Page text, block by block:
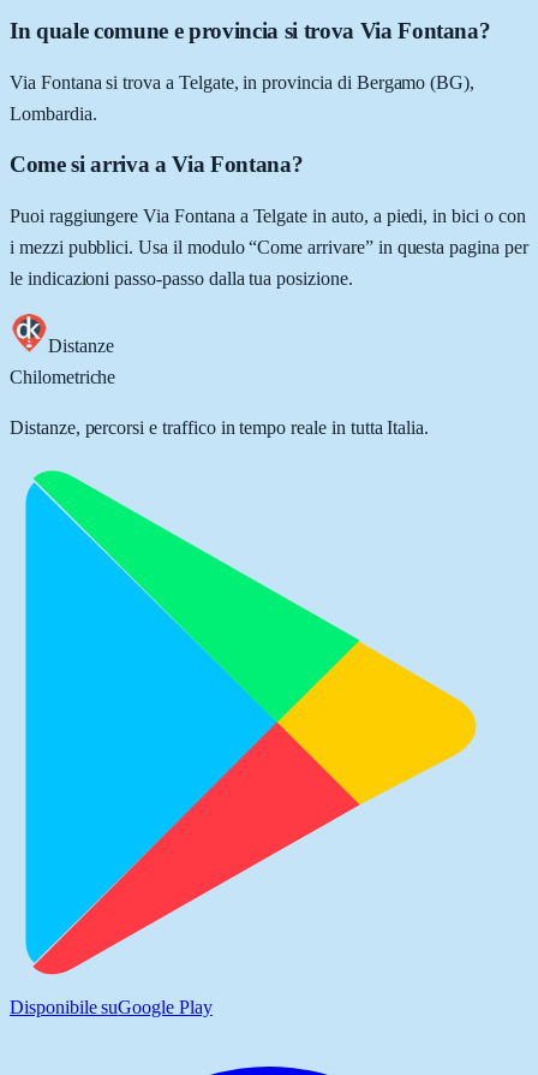
In quale comune e provincia si trova Via Fontana?
Via Fontana si trova a Telgate, in provincia di Bergamo (BG),
Lombardia.
Come si arriva a Via Fontana?
Puoi raggiungere Via Fontana a Telgate in auto, a piedi, in bici o con
i mezzi pubblici. Usa il modulo “Come arrivare” in questa pagina per
le indicazioni passo-passo dalla tua posizione.
Distanze
Chilometriche
Distanze, percorsi e traffico in tempo reale in tutta Italia.
Disponibile suGoogle Play